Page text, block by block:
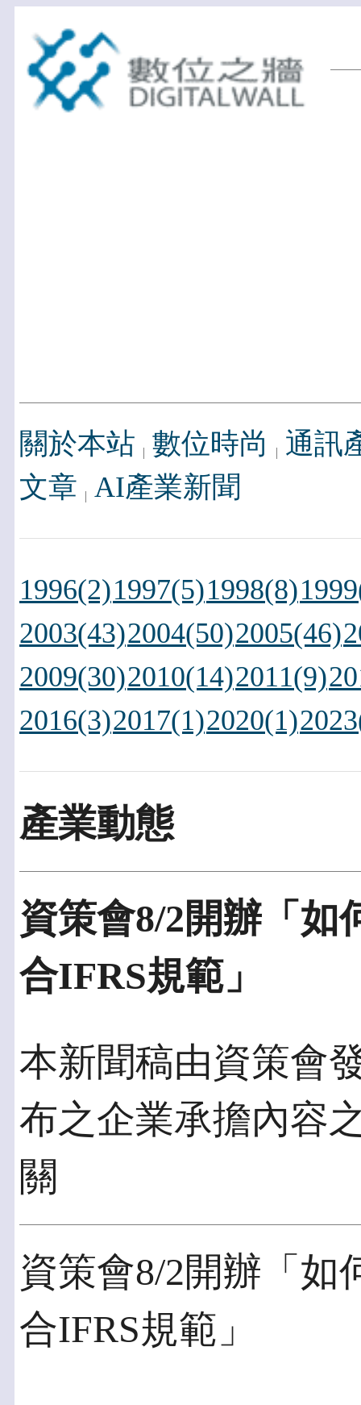
關於本站 數位時尚
通訊
文章 AI產業新聞
1996(2)1997(5)1998(8)
2003(43)2004(50)2005(46)
2009(30)2010(14)2011(9)
2016(3)2017(1)2020(1)
產業動態
資策會8/2開辦「如
合IFRS規範」
本新聞稿由資策會
布之企業承擔內容
關
資策會8/2開辦「如
合IFRS規範」